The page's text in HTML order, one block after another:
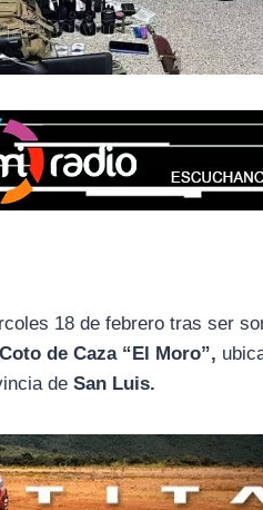
18 de febrero tras ser
Coto de Caza “El Moro”,
de San Luis.